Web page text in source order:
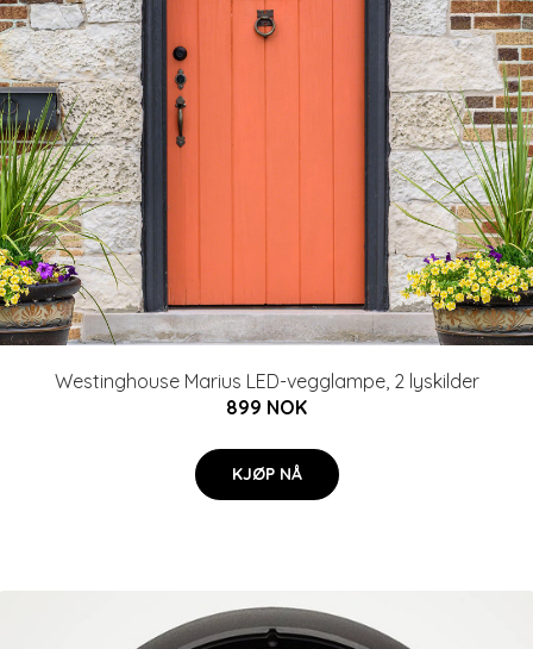
Westinghouse Marius LED-vegglampe, 2 lyskilder
899 NOK
KJØP NÅ